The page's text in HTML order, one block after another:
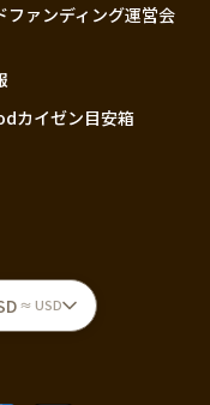
ファンディング運営会
カイゼン目安箱
≈ USD